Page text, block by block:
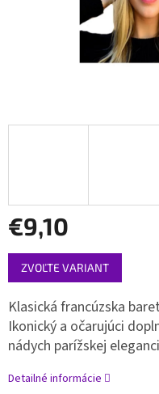
€9,10
Jednotková
cena:
ZVOĽTE VARIANT
Klasická francúzska
Ikonický a očarujúci
nádych parížskej
Detailné informácie